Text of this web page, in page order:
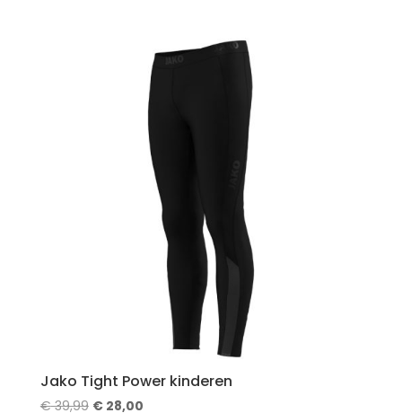
Jako Tight Power kinderen
€39,99 Oorspronkelijke
€28,00Huidige